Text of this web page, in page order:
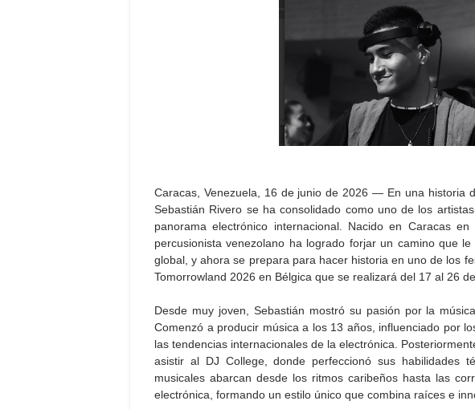
Caracas, Venezuela, 16 de junio de 2026 — En una historia
Sebastián Rivero se ha consolidado como uno de los
panorama electrónico internacional. Nacido en Caracas
percusionista venezolano ha logrado forjar un camino que
global, y ahora se prepara para hacer historia en uno de los
Tomorrowland 2026 en Bélgica que se realizará del 17 al 26
Desde muy joven, Sebastián mostró su pasión por la
Comenzó a producir música a los 13 años, influenciado por
las tendencias internacionales de la electrónica.
asistir al DJ College, donde perfeccionó sus habilidades
musicales abarcan desde los ritmos caribeños hasta las
electrónica, formando un estilo único que combina raíces e